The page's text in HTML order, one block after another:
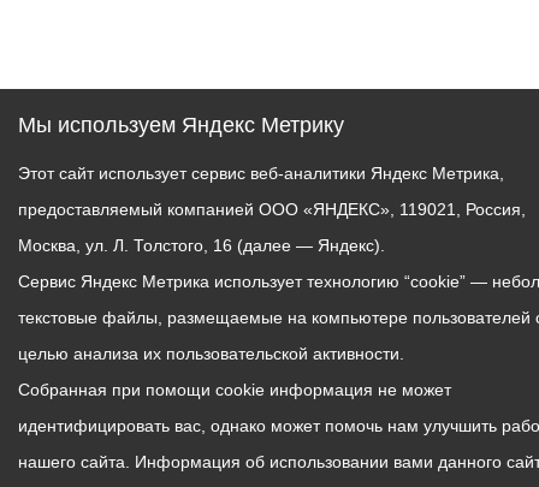
Мы используем Яндекс Метрику
Этот сайт использует сервис веб-аналитики Яндекс Метрика,
предоставляемый компанией ООО «ЯНДЕКС», 119021, Россия,
Москва, ул. Л. Толстого, 16 (далее — Яндекс).
Сервис Яндекс Метрика использует технологию “cookie” —
текстовые файлы, размещаемые на компьютере пользователей
целью анализа их пользовательской активности.
Собранная при помощи cookie информация не может
идентифицировать вас, однако может помочь нам улучшить
нашего сайта. Информация об использовании вами данного